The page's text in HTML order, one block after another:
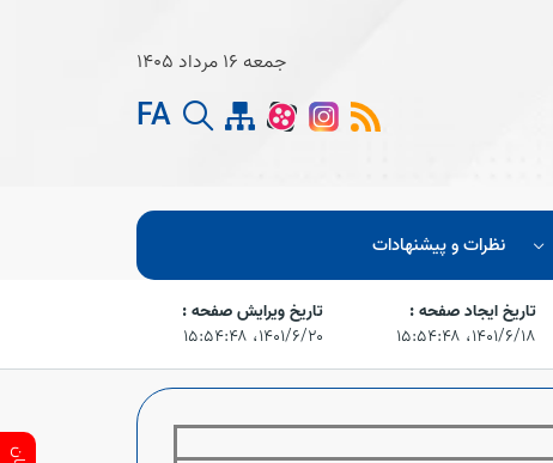
جمعه 16 مرداد 1405
FA
نظرات و پیشنهادات
تاریخ ایجاد صفحه :
۱۴۰۱/۶/۱۸،‏ ۱۵:۵۴:۴۸
تاریخ ویرایش صفحه :
۱۴۰۱/۶/۲۰،‏ ۱۵:۵۴:۴۸